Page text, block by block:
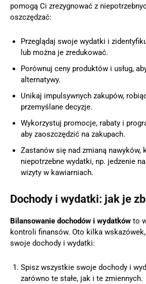
pomogą Ci zrezygnować z
oszczędzać:
Przeglądaj swoje wydatki i
lub można je zredukować.
Porównuj ceny produktów i usług,
alternatywy.
Unikaj impulsywnych zakupów,
przemyślane decyzje.
Wykorzystuj promocje, rabaty i
aby zaoszczędzić na zakupach.
Zastanów się nad zmianą nawyków,
niepotrzebne wydatki, np. jedzenie
wizyty w kawiarniach.
Dochody i wydatki: jak je
Bilansowanie dochodów i wydatków to
kontroli finansów. Oto kilka
swoje dochody i wydatki:
Spisz wszystkie swoje dochody i
zarówno te stałe, jak i te zmiennych.